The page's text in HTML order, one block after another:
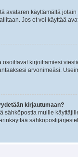
avataren käyttämällä
Jos et voi käyttää
kirjoittamiesi
arvonimeäsi.
kirjautumaan?
sähköpostia muille